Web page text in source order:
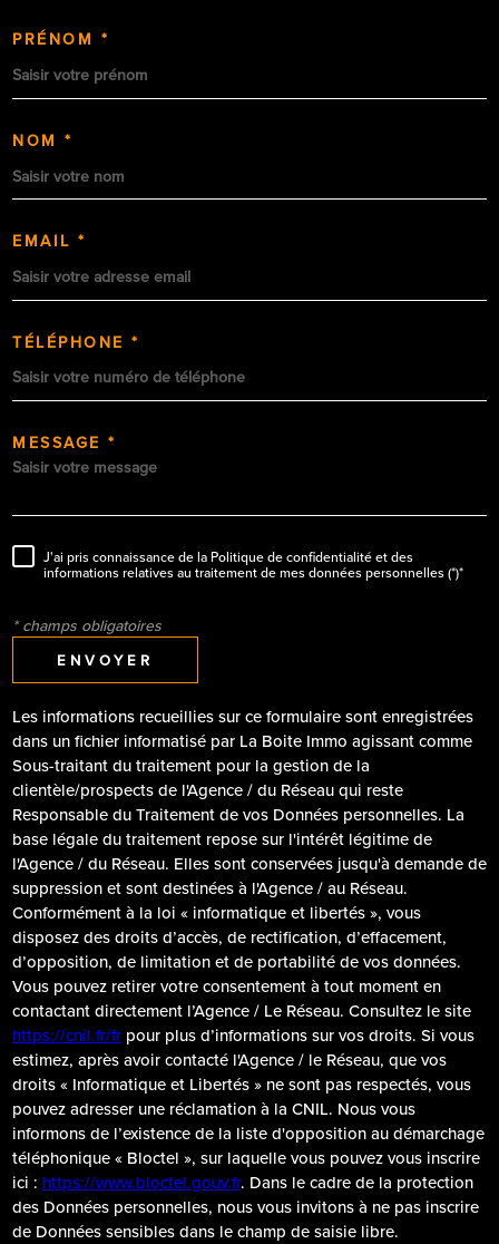
PRÉNOM *
NOM *
EMAIL *
TÉLÉPHONE *
MESSAGE *
J'ai pris connaissance de la Politique de confidentialité et des
informations relatives au traitement de mes données personnelles (*)*
* champs obligatoires
ENVOYER
Les informations recueillies sur ce formulaire sont enregistrées
dans un fichier informatisé par La Boite Immo agissant comme
Sous-traitant du traitement pour la gestion de la
clientèle/prospects de l'Agence / du Réseau qui reste
Responsable du Traitement de vos Données personnelles. La
base légale du traitement repose sur l'intérêt légitime de
l'Agence / du Réseau. Elles sont conservées jusqu'à demande de
suppression et sont destinées à l'Agence / au Réseau.
Conformément à la loi « informatique et libertés », vous
disposez des droits d’accès, de rectification, d’effacement,
d’opposition, de limitation et de portabilité de vos données.
Vous pouvez retirer votre consentement à tout moment en
contactant directement l’Agence / Le Réseau. Consultez le site
https://cnil.fr/fr pour plus d’informations sur vos droits. Si vous
estimez, après avoir contacté l'Agence / le Réseau, que vos
droits « Informatique et Libertés » ne sont pas respectés, vous
pouvez adresser une réclamation à la CNIL. Nous vous
informons de l’existence de la liste d'opposition au démarchage
téléphonique « Bloctel », sur laquelle vous pouvez vous inscrire
ici : https://www.bloctel.gouv.fr. Dans le cadre de la protection
des Données personnelles, nous vous invitons à ne pas inscrire
de Données sensibles dans le champ de saisie libre.